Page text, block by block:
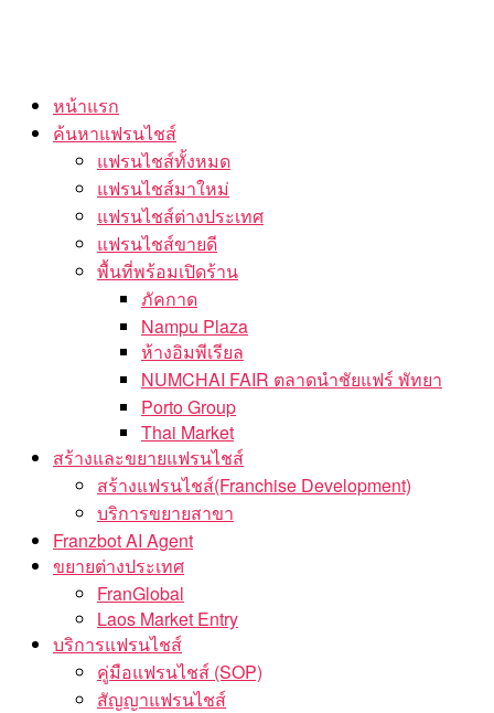
หน้าแรก
ค้นหาแฟรนไชส์
แฟรนไชส์ทั้งหมด
แฟรนไชส์มาใหม่
แฟรนไชส์ต่างประเทศ
แฟรนไชส์ขายดี
พื้นที่พร้อมเปิดร้าน
ภัคกาด
Nampu Plaza
ห้างอิมพีเรียล
NUMCHAI FAIR ตลาดนำชัยแฟร์ พัทยา
Porto Group
Thai Market
สร้างและขยายแฟรนไชส์
สร้างแฟรนไชส์(Franchise Development)
บริการขยายสาขา
Franzbot AI Agent
ขยายต่างประเทศ
FranGlobal
Laos Market Entry
บริการแฟรนไชส์
คู่มือแฟรนไชส์ (SOP)
สัญญาแฟรนไชส์